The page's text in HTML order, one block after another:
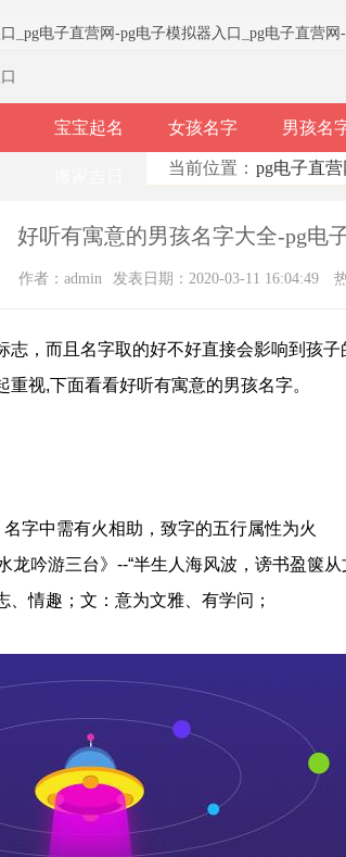
pg电子直营网-pg电子模拟器入口 pg电子直营网
宝宝起名 女孩名字 男孩名
当前位置： pg电子直
好听有寓意的男孩名字大全-pg电
作者：admin 发表日期：2020-03-11 16:04:49
志，而且名字取的好不好直接会影响到孩
视,下面看看好听有寓意的男孩名字。
字中需有火相助，致字的五行属性为火
龙吟游三台》--“半生人海风波，谤书盈箧从
、情趣；文：意为文雅、有学问；